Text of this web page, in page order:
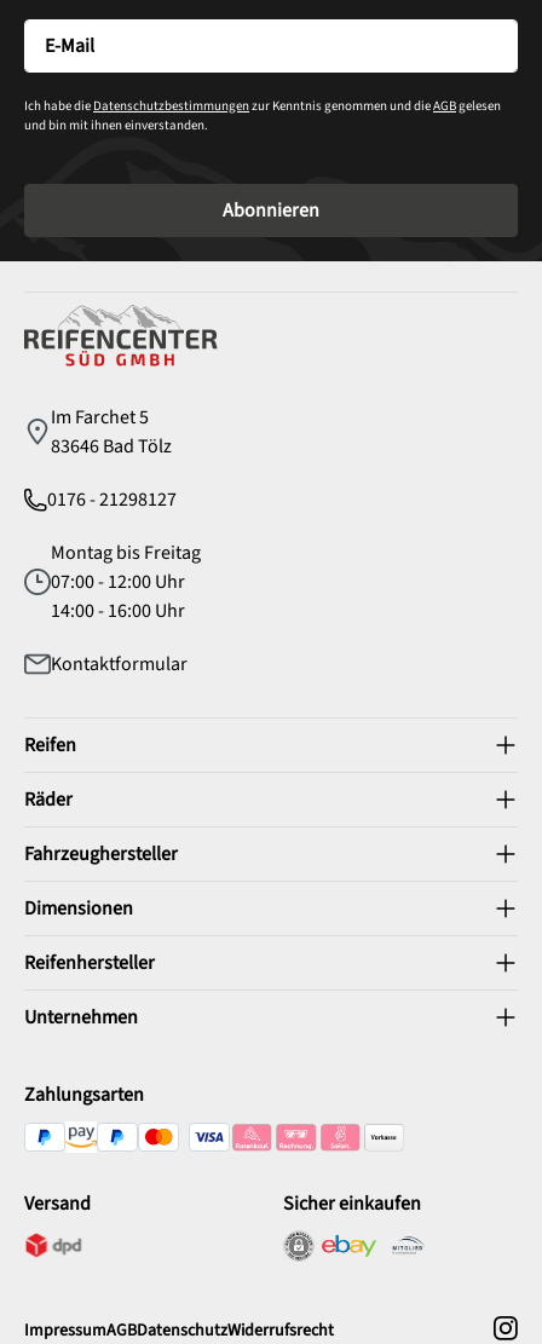
Ich habe die Datenschutzbestimmungenzur Kenntnis genommen und dieAGBgelesen
und bin mit ihnen einverstanden.
Abonnieren
Im Farchet 5
83646 Bad Tölz
0176 - 21298127
Montag bis Freitag
07:00 - 12:00 Uhr
14:00 - 16:00 Uhr
Kontaktformular
Reifen
Räder
Fahrzeughersteller
Dimensionen
Reifenhersteller
Unternehmen
Zahlungsarten
Versand Sicher einkaufen
ImpressumAGBDatenschutzWiderrufsrecht